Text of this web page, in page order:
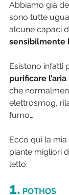
Abbiamo già
sono tutte
alcune capaci
sensibilmente
Esistono infatti
purificare l’aria
che
elettrosmog,
fumo…
Ecco qui la
piante migliori
letto:
1. POTHOS